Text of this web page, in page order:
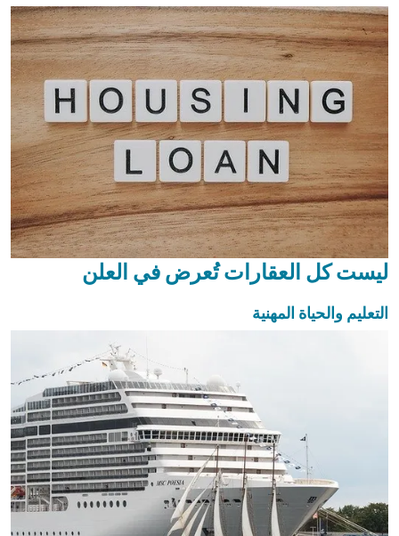
ليست كل العقارات تُعرض في العلن
التعليم والحياة المهنية